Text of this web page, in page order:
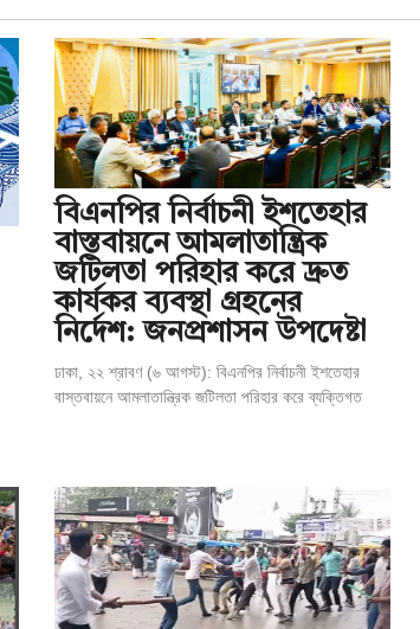
বিএনপির নির্বাচনী ইশতেহার
বাস্তবায়নে আমলাতান্ত্রিক
জটিলতা পরিহার করে দ্রুত
কার্যকর ব্যবস্থা গ্রহনের
নির্দেশ: জনপ্রশাসন উপদেষ্টা
ঢাকা, ২২ শ্রাবণ (৬ আগস্ট): বিএনপির নির্বাচনী ইশতেহার
বাস্তবায়নে আমলাতান্ত্রিক জটিলতা পরিহার করে ব্যক্তিগত